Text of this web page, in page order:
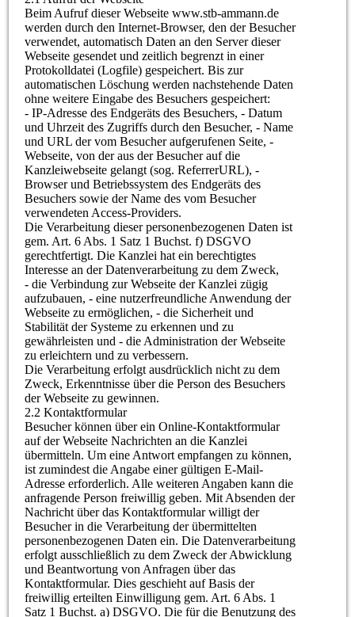
Beim Aufruf dieser Webseite www.stb-ammann.de
werden durch den Internet-Browser, den der Besucher
verwendet, automatisch Daten an den Server dieser
Webseite gesendet und zeitlich begrenzt in einer
Protokolldatei (Logfile) gespeichert. Bis zur
automatischen Löschung werden nachstehende Daten
ohne weitere Eingabe des Besuchers gespeichert:
- IP-Adresse des Endgeräts des Besuchers, - Datum
und Uhrzeit des Zugriffs durch den Besucher, - Name
und URL der vom Besucher aufgerufenen Seite, -
Webseite, von der aus der Besucher auf die
Kanzleiwebseite gelangt (sog. ReferrerURL), -
Browser und Betriebssystem des Endgeräts des
Besuchers sowie der Name des vom Besucher
verwendeten Access-Providers.
Die Verarbeitung dieser personenbezogenen Daten ist
gem. Art. 6 Abs. 1 Satz 1 Buchst. f) DSGVO
gerechtfertigt. Die Kanzlei hat ein berechtigtes
Interesse an der Datenverarbeitung zu dem Zweck,
- die Verbindung zur Webseite der Kanzlei zügig
aufzubauen, - eine nutzerfreundliche Anwendung der
Webseite zu ermöglichen, - die Sicherheit und
Stabilität der Systeme zu erkennen und zu
gewährleisten und - die Administration der Webseite
zu erleichtern und zu verbessern.
Die Verarbeitung erfolgt ausdrücklich nicht zu dem
Zweck, Erkenntnisse über die Person des Besuchers
der Webseite zu gewinnen.
2.2 Kontaktformular
Besucher können über ein Online-Kontaktformular
auf der Webseite Nachrichten an die Kanzlei
übermitteln. Um eine Antwort empfangen zu können,
ist zumindest die Angabe einer gültigen E-Mail-
Adresse erforderlich. Alle weiteren Angaben kann die
anfragende Person freiwillig geben. Mit Absenden der
Nachricht über das Kontaktformular willigt der
Besucher in die Verarbeitung der übermittelten
personenbezogenen Daten ein. Die Datenverarbeitung
erfolgt ausschließlich zu dem Zweck der Abwicklung
und Beantwortung von Anfragen über das
Kontaktformular. Dies geschieht auf Basis der
freiwillig erteilten Einwilligung gem. Art. 6 Abs. 1
Satz 1 Buchst. a) DSGVO. Die für die Benutzung des